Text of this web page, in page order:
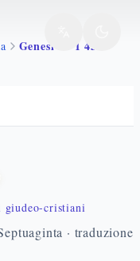
Genesi 36 1 43
cristiani
· traduzione